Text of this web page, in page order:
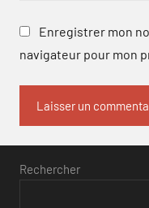
Enregistrer mon
navigateur pour mon
Rechercher